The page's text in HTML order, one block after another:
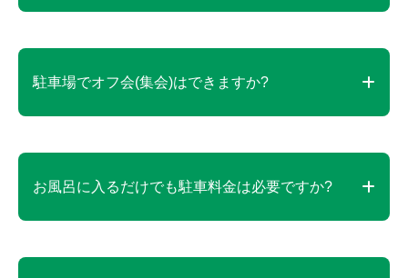
す。
当駐車場はスマートパーキングシステムを導入して
入庫された車両ナンバーを記憶しております。公園
入口案内所前に事前精算機がございますので、4桁
となっています。
(減免などされる場合は公園入口案内所にお立ち寄り
駐車場でオフ会(集会)はできますか?
駐車場は公園をご利用いただくお車の駐車を目的と
但し、公園のイベントとして利用を希望される場
合、または一定エリアを占有したいなどのご希望が
お風呂に入るだけでも駐車料金は必要ですか?
駐車料金は必要です。